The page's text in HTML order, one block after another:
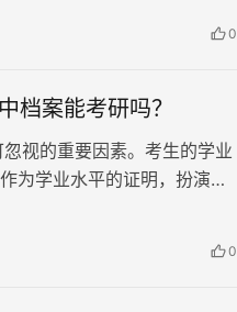
0
档案能考研吗？
视的重要因素。考生的学业
为学业水平的证明，扮演着
0